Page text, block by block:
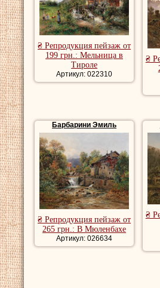
₴ Репродукция пейзаж от
199 грн.: Мельница в
Тироле
Артикул: 022310
₴
Барбарини Эмиль
₴ Репродукция пейзаж от
265 грн.: В Мюленбахе
Артикул: 026634
₴